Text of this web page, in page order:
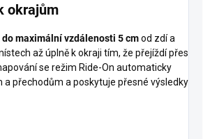
okrajům
do maximální vzdálenosti 5 cmod zdí a
až úplně k okraji tím, že přejíždí přes
se režim Ride-On automaticky
a přechodům a poskytuje přesné výsledky